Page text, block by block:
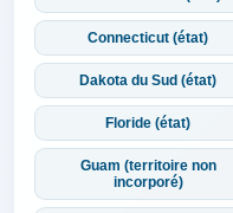
Connecticut (état)
Dakota du Sud (état)
Floride (état)
Guam (territoire non
incorporé)